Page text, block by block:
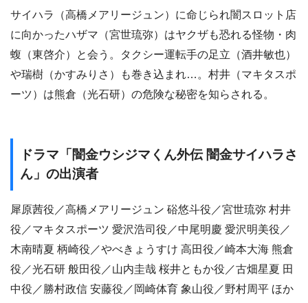
サイハラ（高橋メアリージュン）に命じられ闇スロット店
に向かったハザマ（宮世琉弥）はヤクザも恐れる怪物・肉
蝮（東啓介）と会う。タクシー運転手の足立（酒井敏也）
や瑞樹（かすみりさ）も巻き込まれ…。村井（マキタスポ
ーツ）は熊倉（光石研）の危険な秘密を知らされる。
ドラマ「闇金ウシジマくん外伝 闇金サイハラさ
ん」の出演者
犀原茜役／高橋メアリージュン 硲悠斗役／宮世琉弥 村井
役／マキタスポーツ 愛沢浩司役／中尾明慶 愛沢明美役／
木南晴夏 柄崎役／やべきょうすけ 高田役／崎本大海 熊倉
役／光石研 般田役／山内圭哉 桜井ともか役／古畑星夏 田
中役／勝村政信 安藤役／岡崎体育 象山役／野村周平 ほか